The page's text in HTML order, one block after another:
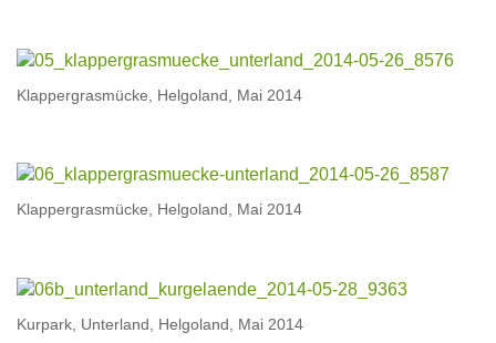
Klappergrasmücke, Helgoland, Mai 2014
Klappergrasmücke, Helgoland, Mai 2014
Kurpark, Unterland, Helgoland, Mai 2014